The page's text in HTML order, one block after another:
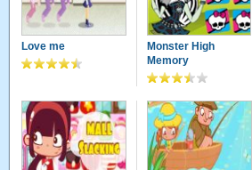
Love me
Monster High
Memory